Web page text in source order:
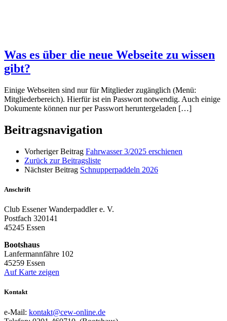
Was es über die neue Webseite zu wissen
gibt?
Einige Webseiten sind nur für Mitglieder zugänglich (Menü:
Mitgliederbereich). Hierfür ist ein Passwort notwendig. Auch einige
Dokumente können nur per Passwort heruntergeladen […]
Beitragsnavigation
Vorheriger Beitrag Fahrwasser 3/2025 erschienen
Zurück zur Beitragsliste
Nächster Beitrag Schnupperpaddeln 2026
Anschrift
Club Essener Wanderpaddler e. V.
Postfach 320141
45245 Essen
Bootshaus
Lanfermannfähre 102
45259 Essen
Auf Karte zeigen
Kontakt
e-Mail: kontakt@cew-online.de